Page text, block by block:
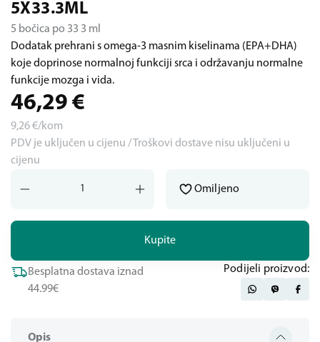
Opis
5X33.3ML
5 bočica po 33 3 ml
Dodatak prehrani s omega-3 masnim kiselinama (EPA+DHA)
koje doprinose normalnoj funkciji srca i održavanju normalne
funkcije mozga i vida.
46,29 €
9,26€/kom
PDV je uključen u cijenu / Troškovi dostave nisu uključeni u
cijenu
Kupite
Omiljeno
Besplatna dostava iznad
44.99€
Podijeli proizvod: